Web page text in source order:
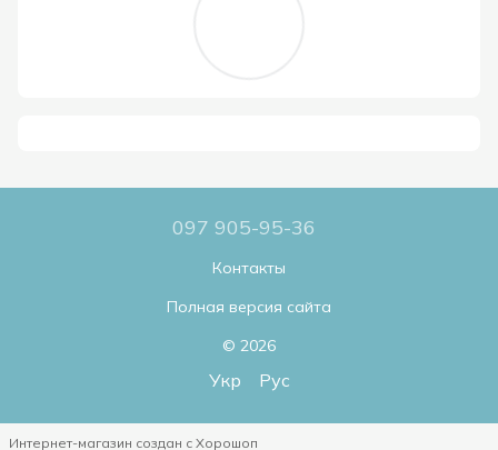
097 905-95-36
Контакты
Полная версия сайта
© 2026
Укр Рус
Интернет-магазин создан с Хорошоп